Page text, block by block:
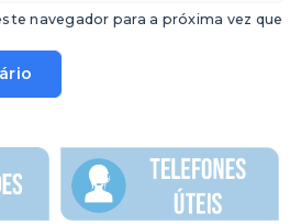
navegador para a próxima vez que